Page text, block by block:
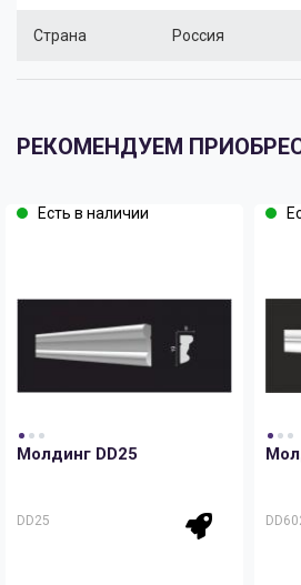
Страна Россия
РЕКОМЕНДУЕМ
Есть в наличии
Молдинг DD25
DD25